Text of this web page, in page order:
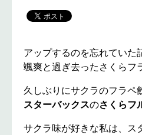
アップするのを忘れていた
颯爽と過ぎ去ったさくらフ
久しぶりにサクラのフラペ
スターバックスのさくら
サクラ味が好きな私は、ス